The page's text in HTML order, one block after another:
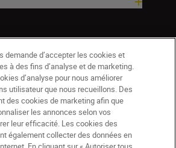
demande d’accepter les cookies et
à des fins d’analyse et de marketing.
d’analyse pour nous améliorer
utilisateur que nous recueillons. Des
des cookies de marketing afin que
les annonces selon vos
leur efficacité. Les cookies des
également collecter des données en